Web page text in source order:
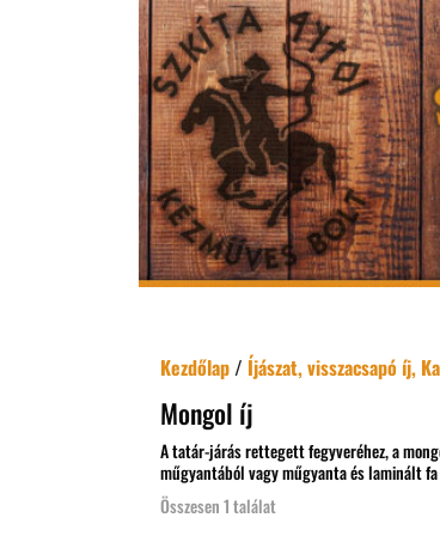
Kezdőlap/ Íjászat, visszacsapó íj,
Mongol íj
A tatár-járás rettegett fegyveréhez, a
műgyantából vagy műgyanta és laminált
Összesen 1 találat